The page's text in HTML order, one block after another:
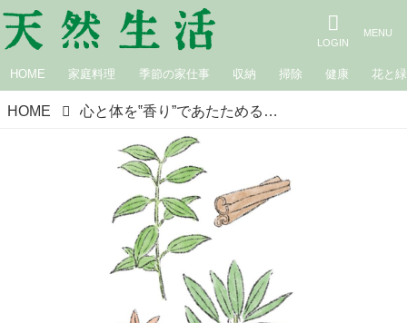
HOME 家庭料理 季節の家仕事 収納 掃除 健康 花と緑
HOME 心と体を‟香り”であたためる「秋ハーブのポプリ」のつくり方。シナモン、八角…秋のハーブに幸福感を高める精油をたらして／植物療法士・岡野真弥さん